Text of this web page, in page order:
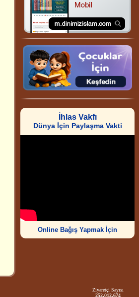
İhlas Vakfı
Dünya İçin Paylaşma Vakti
Online Bağış Yapmak İçin
Ziyaretçi Sayısı
252.012.674